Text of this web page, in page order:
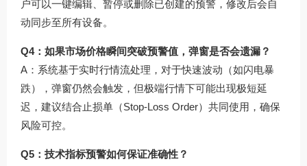
户可以一键编辑、暂停或删除已创建的预警，修改后会自
动同步至所有设备。
Q4：如果市场价格瞬间突破预警值，弹窗是否会遗漏？
A：系统基于实时行情流处理，对于快速波动（如闪电暴
跌），弹窗仍然会触发，但极端行情下可能出现极短延
迟，建议结合止损单（Stop-Loss Order）共同使用，确保
风险可控。
Q5：技术指标预警如何保证准确性？